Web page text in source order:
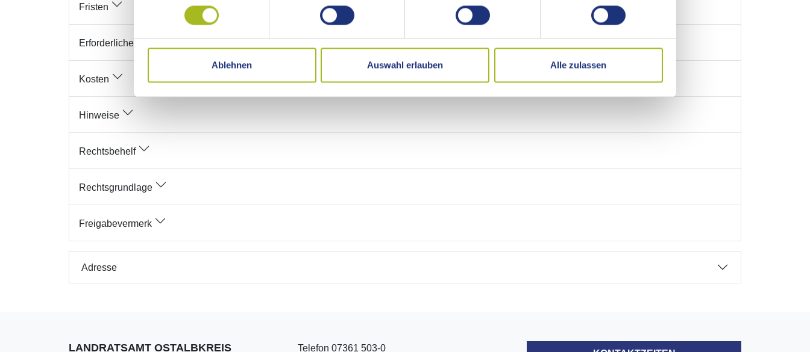
Ablehnen Auswahl erlauben Alle zulassen
Fristen
Erforderliche Unterlagen
Kosten
Hinweise
Rechtsbehelf
Rechtsgrundlage
Freigabevermerk
Adresse
LANDRATSAMT OSTALBKREIS Telefon 07361 503-0